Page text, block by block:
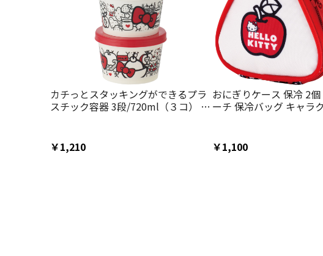
カチっとスタッキングができるプラ
スチック容器 3段/720ml（３コ） ハ
￥1,210
おにぎりケース 保冷 2
ーチ 保冷バッグ キャラ
子
￥1,100